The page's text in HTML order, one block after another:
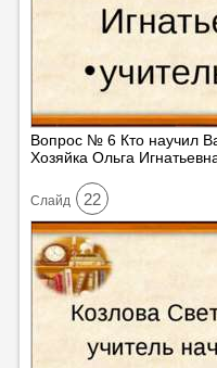
Вопрос № 6 Кто научил
Хозяйка Ольга
Cлайд 22